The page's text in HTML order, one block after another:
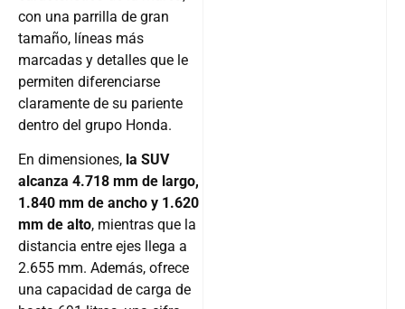
con una parrilla de gran
tamaño, líneas más
marcadas y detalles que le
permiten diferenciarse
claramente de su pariente
dentro del grupo Honda.
En dimensiones, la SUV
alcanza 4.718 mm de largo,
1.840 mm de ancho y 1.620
mm de alto, mientras que la
distancia entre ejes llega a
2.655 mm. Además, ofrece
una capacidad de carga de